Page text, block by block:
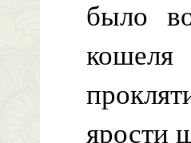
было
ярости